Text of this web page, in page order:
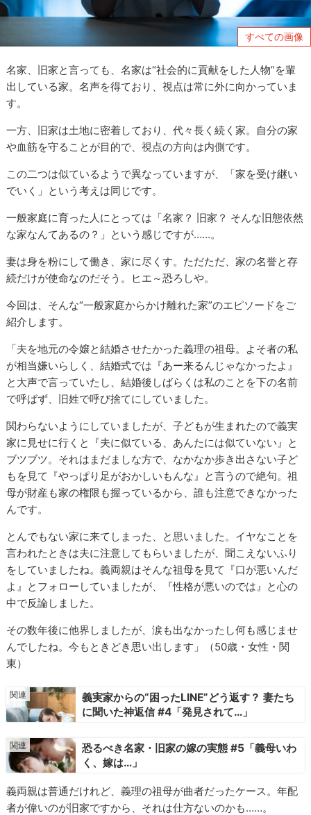
すべての画像
名家、旧家と言っても、名家は“社会的に貢献をした人物”を輩
出している家。名声を得ており、視点は常に外に向かっていま
す。
一方、旧家は土地に密着しており、代々長く続く家。自分の家
や血筋を守ることが目的で、視点の方向は内側です。
この二つは似ているようで異なっていますが、「家を受け継い
でいく」という考えは同じです。
一般家庭に育った人にとっては「名家？ 旧家？ そんな旧態依然
な家なんてあるの？」という感じですが……。
妻は身を粉にして働き、家に尽くす。ただただ、家の名誉と存
続だけが使命なのだそう。ヒエ～恐ろしや。
今回は、そんな“一般家庭からかけ離れた家”のエピソードをご
紹介します。
「夫を地元の令嬢と結婚させたかった義理の祖母。よそ者の私
が相当嫌いらしく、結婚式では『あー来るんじゃなかったよ』
と大声で言っていたし、結婚後しばらくは私のことを下の名前
で呼ばず、旧姓で呼び捨てにしていました。
関わらないようにしていましたが、子どもが生まれたので義実
家に見せに行くと『夫に似ている、あんたには似ていない』と
ブツブツ。それはまだましな方で、なかなか歩き出さない子ど
もを見て『やっぱり足がおかしいもんな』と言うので絶句。祖
母が財産も家の権限も握っているから、誰も注意できなかった
んです。
とんでもない家に来てしまった、と思いました。イヤなことを
言われたときは夫に注意してもらいましたが、聞こえないふり
をしていましたね。義両親はそんな祖母を見て『口が悪いんだ
よ』とフォローしていましたが、『性格が悪いのでは』と心の
中で反論しました。
その数年後に他界しましたが、涙も出なかったし何も感じませ
んでしたね。今もときどき思い出します」（50歳・女性・関
東）
義実家からの“困ったLINE”どう返す？ 妻たち
に聞いた神返信 #4「発見されて…」
恐るべき名家・旧家の嫁の実態 #5「義母いわ
く、嫁は…」
義両親は普通だけれど、義理の祖母が曲者だったケース。年配
者が偉いのが旧家ですから、それは仕方ないのかも……。